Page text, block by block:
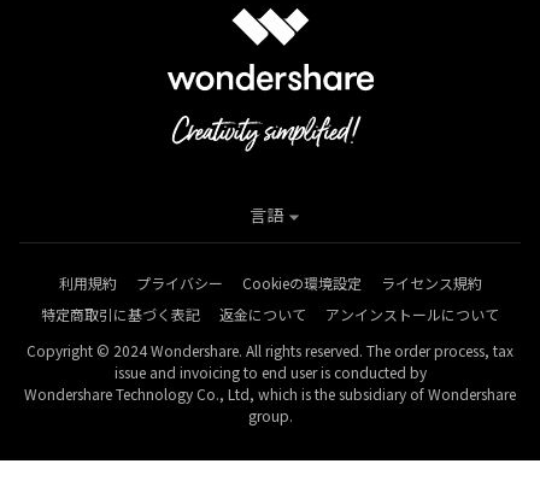
利用規約 プライバシー Cookieの環境設定
ライセンス規約
特定商取引に基づく表記
返金について
アンインストールについて
Copyright © 2024 Wondershare. All rights reserved. The order process, tax
issue and invoicing to end user is conducted by
Wondershare Technology Co., Ltd, which is the subsidiary of Wondershare
group.
言語